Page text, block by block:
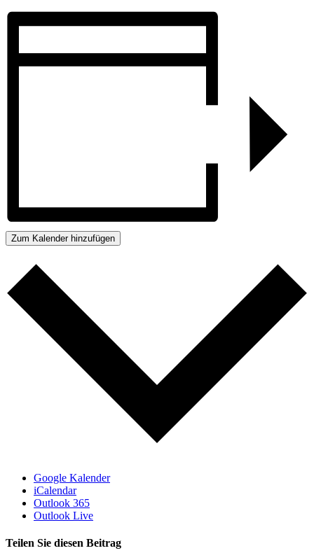
Zum Kalender hinzufügen
Google Kalender
iCalendar
Outlook 365
Outlook Live
Teilen Sie diesen Beitrag